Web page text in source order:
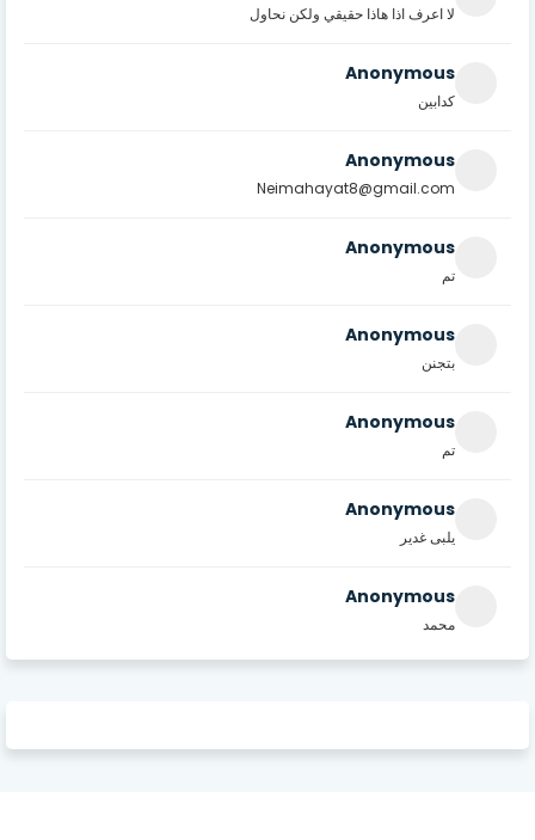
لا اعرف اذا هاذا حقيقي ولكن نحاول
Anonymous
كدابين
Anonymous
Neimahayat8@gmail.com
Anonymous
تم
Anonymous
بتجنن
Anonymous
تم
Anonymous
يلبى غدير
Anonymous
محمد